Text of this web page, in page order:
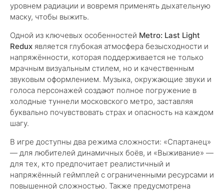
уровнем радиации и вовремя применять дыхательную
маску, чтобы выжить.
Одной из ключевых особенностей Metro: Last Light
Redux является глубокая атмосфера безысходности и
напряжённости, которая поддерживается не только
мрачным визуальным стилем, но и качественным
звуковым оформлением. Музыка, окружающие звуки и
голоса персонажей создают полное погружение в
холодные туннели московского метро, заставляя
буквально почувствовать страх и опасность на каждом
шагу.
В игре доступны два режима сложности: «Спартанец»
— для любителей динамичных боёв, и «Выживание» —
для тех, кто предпочитает реалистичный и
напряжённый геймплей с ограниченными ресурсами и
повышенной сложностью. Также предусмотрена